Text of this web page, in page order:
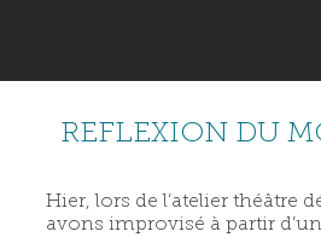
REFLEXION DU
Hier, lors de l’atelier théâtre
avons improvisé à partir